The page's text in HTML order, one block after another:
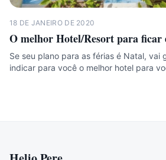
18 DE JANEIRO DE 2020
O melhor Hotel/Resort para ficar
Se seu plano para as férias é Natal, vai
indicar para você o melhor hotel para